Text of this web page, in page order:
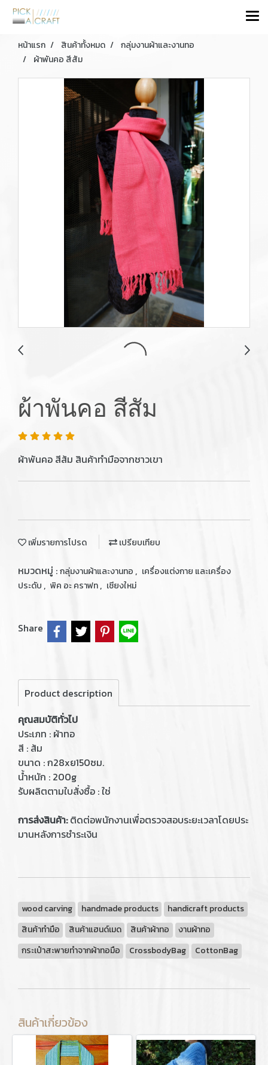
หน้าแรก สินค้าทั้งหมด
กลุ่มงานผ้าและงานทอ
ผ้าพันคอ สีสัม
ผ้าพันคอ สีสัม
ผ้าพันคอ สีส้ม สินค้าทำมือจากชาวเขา
เพิ่มรายการโปรด เปรียบเทียบ
หมวดหมู่ :กลุ่มงานผ้าและงานทอ , เครื่องแต่งกาย และเครื่อง
ประดับ , พิค อะ คราฟท, เชียงใหม่
Share
Product description
คุณสมบัติทั่วไป
ประเภท : ผ้าทอ
สี : ส้ม
ขนาด : ก28xย150ซม.
น้ำหนัก : 200g
รับผลิตตามใบสั่งซื้อ : ใช่
การส่งสินค้า:ติดต่อพนักงานเพื่อตรวจสอบระยะเวลาโดยประ
มานหลังการชำระเงิน
wood carving handmade products
handicraft products
สินค้าทำมือ
สินค้าแฮนด์เมด สินค้าผ้าทอ
งานผ้าทอ
กระเป๋าสะพายทำจากผ้าทอมือ
CrossbodyBag CottonBag
สินค้าเกี่ยวข้อง